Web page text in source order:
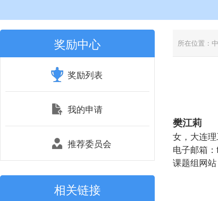
奖励中心
奖励列表
我的申请
推荐委员会
相关链接
所在位置：
樊江莉
女，大连
电子邮箱
课题组网